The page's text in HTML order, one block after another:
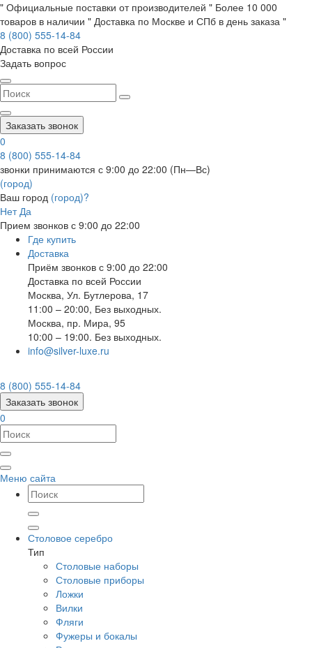
" Официальные поставки от производителей " Более 10 000
товаров в наличии " Доставка по Москве и СПб в день заказа "
8 (800) 555-14-84
Доставка по всей России
Задать вопрос
Заказать звонок
0
8 (800) 555-14-84
звонки принимаются с 9:00 до 22:00 (Пн—Вс)
(город)
Ваш город (город)?
Нет Да
Прием звонков с 9:00 до 22:00
Где купить
Доставка
Приём звонков с 9:00 до 22:00
Доставка по всей России
Москва, Ул. Бутлерова, 17
11:00 – 20:00, Без выходных.
Москва, пр. Мира, 95
10:00 – 19:00. Без выходных.
info@silver-luxe.ru
8 (800) 555-14-84
Заказать звонок
0
Меню сайта
Столовое серебро
Тип
Столовые наборы
Столовые приборы
Ложки
Вилки
Фляги
Фужеры и бокалы